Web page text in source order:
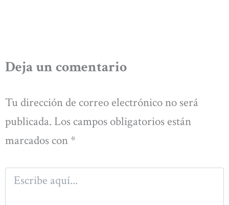
Deja un comentario
Tu dirección de correo electrónico no será
publicada. Los campos obligatorios están
marcados con *
aquí...